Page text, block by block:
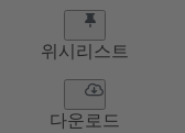
위시리스트
다운로드